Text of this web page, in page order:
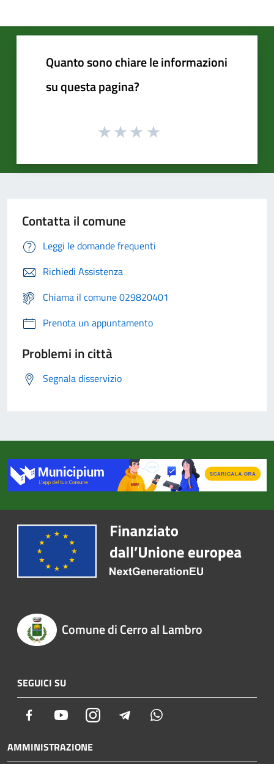
Quanto sono chiare le informazioni
su questa pagina?
Contatta il comune
Leggi le domande frequenti
Richiedi Assistenza
Chiama il comune 029820401
Prenota un appuntamento
Problemi in città
Segnala disservizio
Comune di Cerro al Lambro
SEGUICI SU
Facebook YoutubeInstagram Telegram
AMMINISTRAZIONE